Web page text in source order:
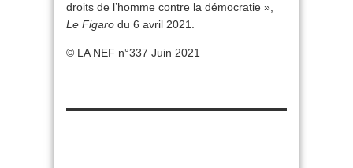
droits de l’homme contre la démocratie »,
Le Figaro du 6 avril 2021.
© LA NEF n°337 Juin 2021